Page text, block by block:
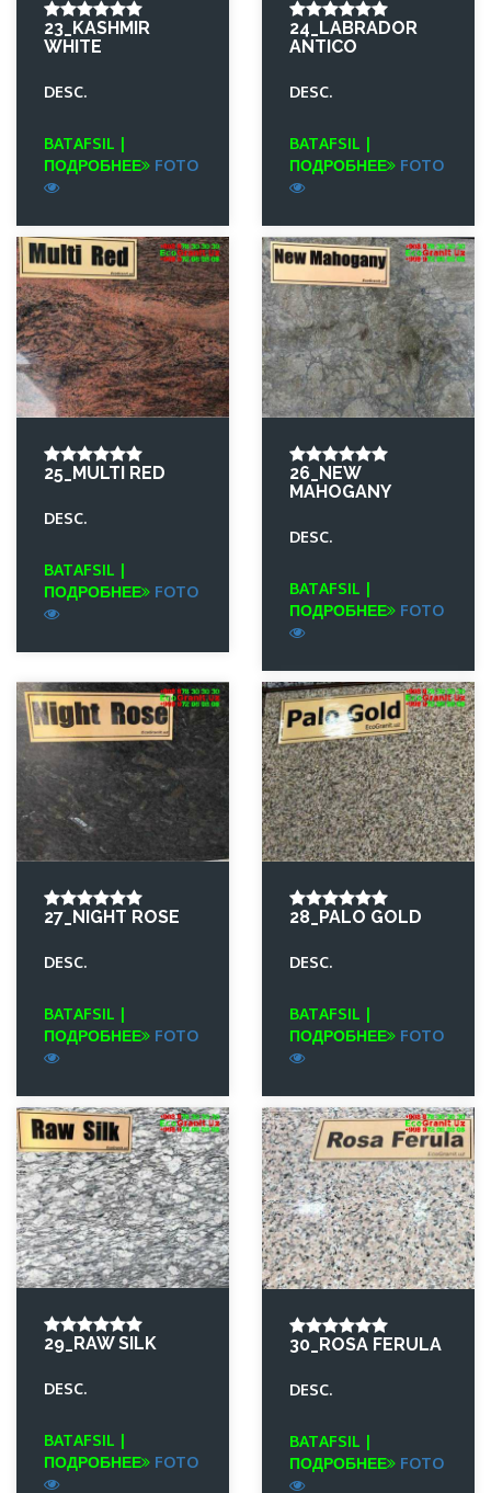
23_KASHMIR
WHITE
DESC.
BATAFSIL |
ПОДРОБНЕЕ
FOTO
24_LABRADOR
ANTICO
DESC.
BATAFSIL |
ПОДРОБНЕЕ
FOTO
25_MULTI RED
DESC.
BATAFSIL |
ПОДРОБНЕЕ
FOTO
26_NEW
MAHOGANY
DESC.
BATAFSIL |
ПОДРОБНЕЕ
FOTO
27_NIGHT ROSE
DESC.
BATAFSIL |
ПОДРОБНЕЕ
FOTO
28_PALO GOLD
DESC.
BATAFSIL |
ПОДРОБНЕЕ
FOTO
29_RAW SILK
DESC.
BATAFSIL |
ПОДРОБНЕЕ
FOTO
30_ROSA FERULA
DESC.
BATAFSIL |
ПОДРОБНЕЕ
FOTO